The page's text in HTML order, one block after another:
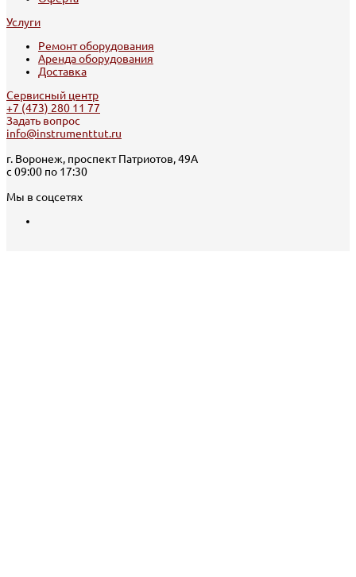
Услуги
Ремонт оборудования
Аренда оборудования
Доставка
Сервисный центр
+7 (473) 280 11 77
Задать вопрос
info@instrumenttut.ru
г. Воронеж, проспект Патриотов, 49А
с 09:00 по 17:30
Мы в соцсетях